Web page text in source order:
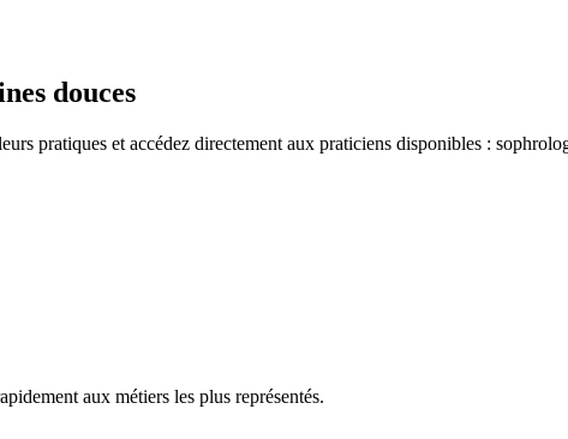
douces
pratiques et accédez directement aux praticiens disponibles :
aux métiers les plus représentés.